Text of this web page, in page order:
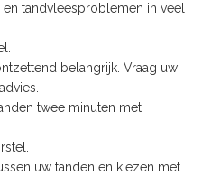
tandvleesproblemen in veel
belangrijk. Vraag uw
twee minuten met
uw tanden en kiezen met